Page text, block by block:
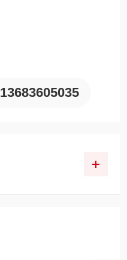
13683605035